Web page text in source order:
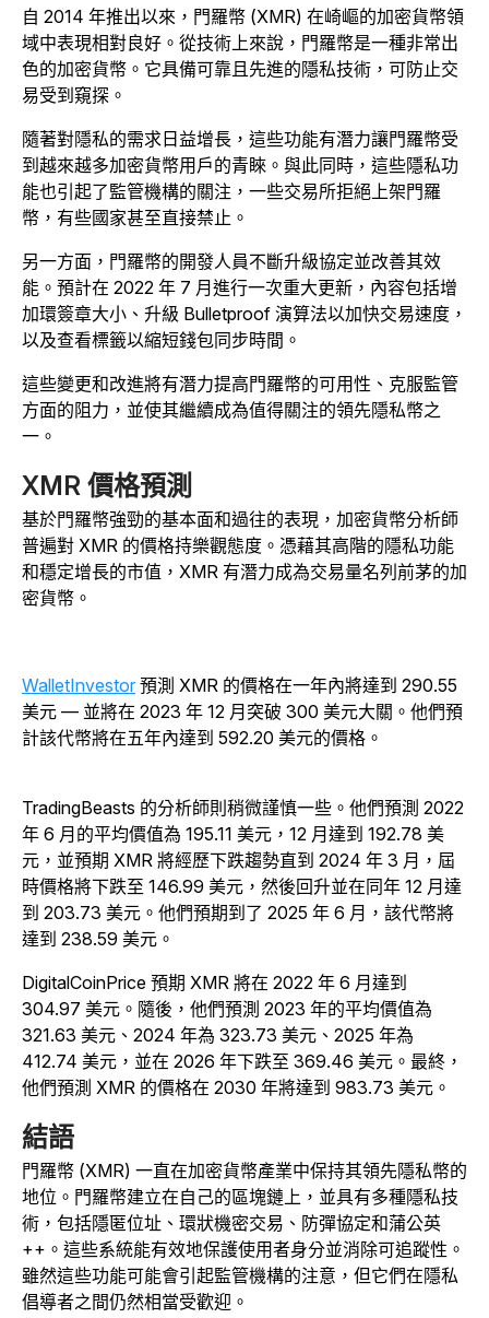
自 2014 年推出以來，門羅幣 (XMR) 在崎嶇的加密貨幣領
域中表現相對良好。從技術上來說，門羅幣是一種非常出
色的加密貨幣。它具備可靠且先進的隱私技術，可防止交
易受到窺探。
隨著對隱私的需求日益增長，這些功能有潛力讓門羅幣受
到越來越多加密貨幣用戶的青睞。與此同時，這些隱私功
能也引起了監管機構的關注，一些交易所拒絕上架門羅
幣，有些國家甚至直接禁止。
另一方面，門羅幣的開發人員不斷升級協定並改善其效
能。預計在 2022 年 7 月進行一次重大更新，內容包括增
加環簽章大小、升級 Bulletproof 演算法以加快交易速度，
以及查看標籤以縮短錢包同步時間。
這些變更和改進將有潛力提高門羅幣的可用性、克服監管
方面的阻力，並使其繼續成為值得關注的領先隱私幣之
一。
XMR 價格預測
基於門羅幣強勁的基本面和過往的表現，加密貨幣分析師
普遍對 XMR 的價格持樂觀態度。憑藉其高階的隱私功能
和穩定增長的市值，XMR 有潛力成為交易量名列前茅的加
密貨幣。
WalletInvestor 預測 XMR 的價格在一年內將達到 290.55
美元 — 並將在 2023 年 12 月突破 300 美元大關。他們預
計該代幣將在五年內達到 592.20 美元的價格。
TradingBeasts 的分析師則稍微謹慎一些。他們預測 2022
年 6 月的平均價值為 195.11 美元，12 月達到 192.78 美
元，並預期 XMR 將經歷下跌趨勢直到 2024 年 3 月，屆
時價格將下跌至 146.99 美元，然後回升並在同年 12 月達
到 203.73 美元。他們預期到了 2025 年 6 月，該代幣將
達到 238.59 美元。
DigitalCoinPrice 預期 XMR 將在 2022 年 6 月達到
304.97 美元。隨後，他們預測 2023 年的平均價值為
321.63 美元、2024 年為 323.73 美元、2025 年為
412.74 美元，並在 2026 年下跌至 369.46 美元。最終，
他們預測 XMR 的價格在 2030 年將達到 983.73 美元。
結語
門羅幣 (XMR) 一直在加密貨幣產業中保持其領先隱私幣的
地位。門羅幣建立在自己的區塊鏈上，並具有多種隱私技
術，包括隱匿位址、環狀機密交易、防彈協定和蒲公英
++。這些系統能有效地保護使用者身分並消除可追蹤性。
雖然這些功能可能會引起監管機構的注意，但它們在隱私
倡導者之間仍然相當受歡迎。